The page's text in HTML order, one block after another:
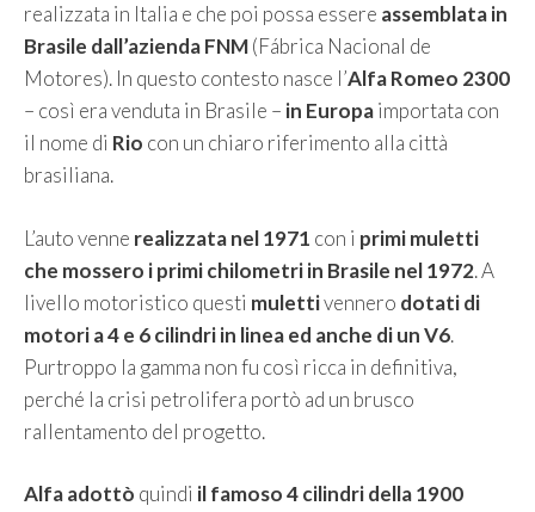
realizzata in Italia e che poi possa essere assemblata in
Brasile dall’azienda FNM(Fábrica Nacional de
Motores). In questo contesto nasce l’Alfa Romeo 2300
– così era venduta in Brasile – in Europaimportata con
il nome di Rio con un chiaro riferimento alla città
brasiliana.
L’auto venne realizzata nel 1971 con i primi muletti
che mossero i primi chilometri in Brasile nel 1972. A
livello motoristico questi mulettivennero dotati di
motori a 4 e 6 cilindri in linea ed anche di un V6.
Purtroppo la gamma non fu così ricca in definitiva,
perché la crisi petrolifera portò ad un brusco
rallentamento del progetto.
Alfa adottò quindi il famoso 4 cilindri della 1900